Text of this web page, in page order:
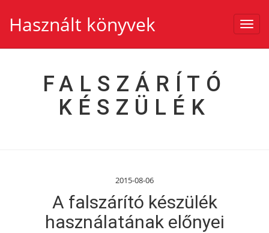
Használt könyvek
FALSZÁRÍTÓ
KÉSZÜLÉK
2015-08-06
A falszárító készülék
használatának előnyei